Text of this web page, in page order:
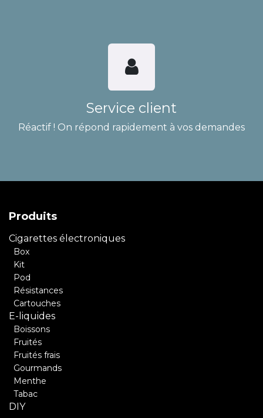
Service client
Réactif ! On répond rapidement à vos demandes
Produits
Cigarettes électroniques
Box
Kit
Pod
Résistances
Cartouches
E-liquides
Boissons
Fruités
Fruités frais
Gourmands
Menthe
Tabac
DIY